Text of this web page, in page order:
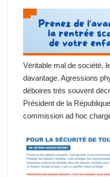
Véritable mal de société,
davantage. Agressions
déboires très souvent
Président de la
commission ad hoc